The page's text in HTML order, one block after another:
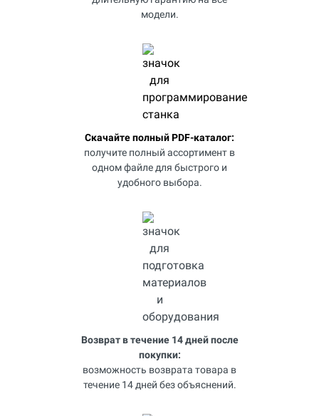
модели.
Скачайте полный PDF-каталог:
получите полный ассортимент в
одном файле для быстрого и
удобного выбора.
Возврат в течение 14 дней после
покупки:
возможность возврата товара в
течение 14 дней без объяснений.